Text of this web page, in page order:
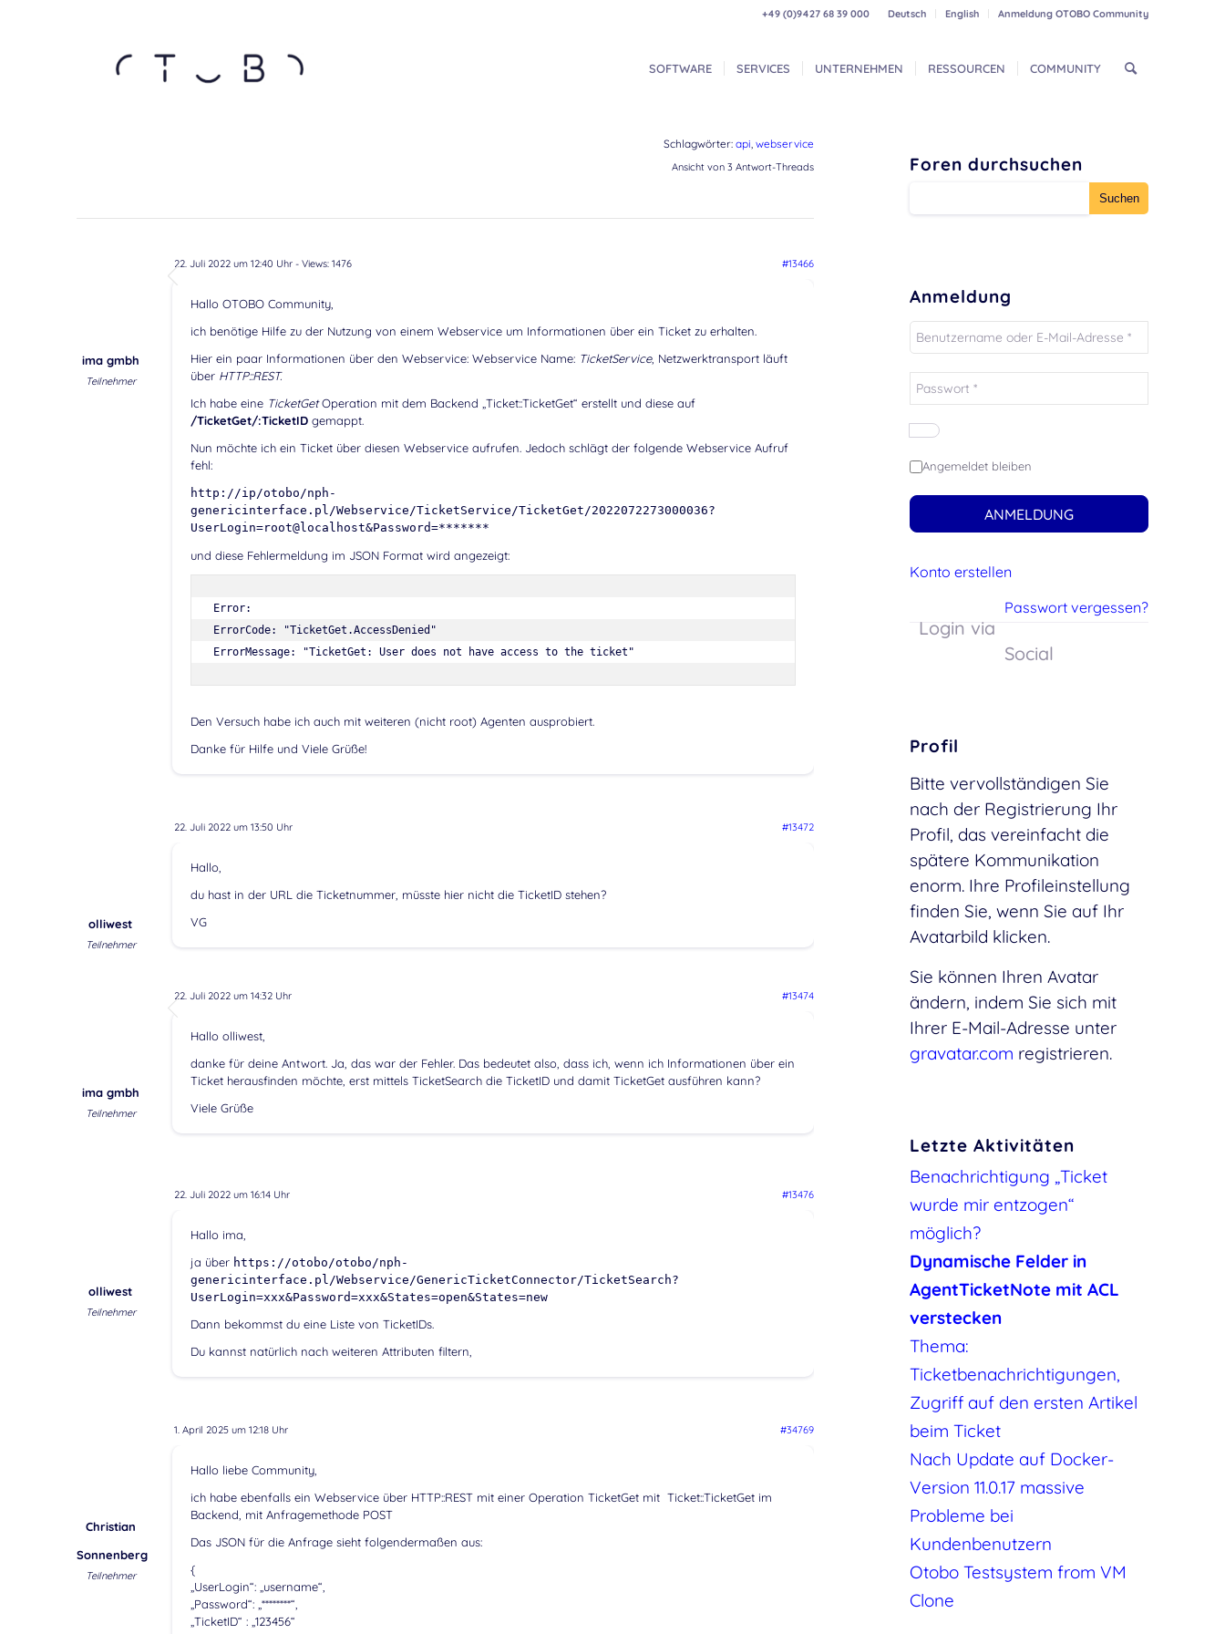
Deutsch English Anmeldung OTOBO Community
+49 (0)9427 68 39 000
SOFTWARE SERVICES UNTERNEHMEN RESSOURCEN COMMUNITY
Schlagwörter: api, webservice
Ansicht von 3 Antwort-Threads
22. Juli 2022 um 12:40 Uhr- Views: 1476 #13466
ima gmbh
Teilnehmer
Hallo OTOBO Community,
ich benötige Hilfe zu der Nutzung von einem Webservice um Informationen über ein Ticket zu erhalten.
Hier ein paar Informationen über den Webservice: Webservice Name: TicketService, Netzwerktransport läuft
über HTTP::REST.
Ich habe eine TicketGetOperation mit dem Backend „Ticket::TicketGet“ erstellt und diese auf
/TicketGet/:TicketID gemappt.
Nun möchte ich ein Ticket über diesen Webservice aufrufen. Jedoch schlägt der folgende Webservice Aufruf
fehl:
http://ip/otobo/nph-
genericinterface.pl/Webservice/TicketService/TicketGet/2022072273000036?
UserLogin=root@localhost&Password=*******
und diese Fehlermeldung im JSON Format wird angezeigt:
Error:
ErrorCode: "TicketGet.AccessDenied"
ErrorMessage: "TicketGet: User does not have access to the ticket"
Den Versuch habe ich auch mit weiteren (nicht root) Agenten ausprobiert.
Danke für Hilfe und Viele Grüße!
22. Juli 2022 um 13:50 Uhr #13472
olliwest
Teilnehmer
Hallo,
du hast in der URL die Ticketnummer, müsste hier nicht die TicketID stehen?
VG
22. Juli 2022 um 14:32 Uhr #13474
ima gmbh
Teilnehmer
Hallo olliwest,
danke für deine Antwort. Ja, das war der Fehler. Das bedeutet also, dass ich, wenn ich Informationen über ein
Ticket herausfinden möchte, erst mittels TicketSearch die TicketID und damit TicketGet ausführen kann?
Viele Grüße
22. Juli 2022 um 16:14 Uhr #13476
olliwest
Teilnehmer
Hallo ima,
ja über https://otobo/otobo/nph-
genericinterface.pl/Webservice/GenericTicketConnector/TicketSearch?
UserLogin=xxx&Password=xxx&States=open&States=new
Dann bekommst du eine Liste von TicketIDs.
Du kannst natürlich nach weiteren Attributen filtern,
1. April 2025 um 12:18 Uhr #34769
Christian
Sonnenberg
Teilnehmer
Hallo liebe Community,
ich habe ebenfalls ein Webservice über HTTP::REST mit einer Operation TicketGet mit Ticket::TicketGet im
Backend, mit Anfragemethode POST
Das JSON für die Anfrage sieht folgendermaßen aus:
{
„UserLogin“: „username“,
„Password“: „********“,
„TicketID“ : „123456“
Foren durchsuchen
Anmeldung
Angemeldet bleiben
ANMELDUNG
Konto erstellen
Passwort vergessen?
Login via
Social
Profil
Bitte vervollständigen Sie
nach der Registrierung Ihr
Profil, das vereinfacht die
spätere Kommunikation
enorm. Ihre Profileinstellung
finden Sie, wenn Sie auf Ihr
Avatarbild klicken.
Sie können Ihren Avatar
ändern, indem Sie sich mit
Ihrer E-Mail-Adresse unter
gravatar.com registrieren.
Letzte Aktivitäten
Benachrichtigung „Ticket
wurde mir entzogen“
möglich?
Dynamische Felder in
AgentTicketNote mit ACL
verstecken
Thema:
Ticketbenachrichtigungen,
Zugriff auf den ersten Artikel
beim Ticket
Nach Update auf Docker-
Version 11.0.17 massive
Probleme bei
Kundenbenutzern
Otobo Testsystem from VM
Clone